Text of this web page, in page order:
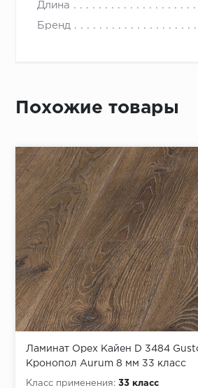
Длина
Бренд
Похожие товары
Ламинат Орех Кайен D 3484
Кронопол Aurum 8 мм 33 класс
Класс применения: 33 класс